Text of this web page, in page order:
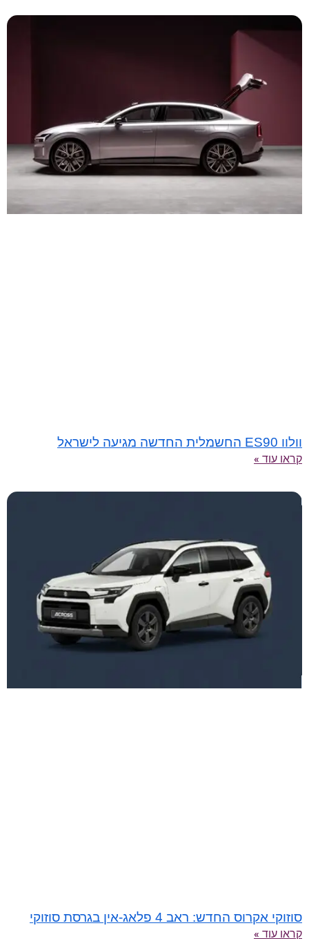
וולוו ES90 החשמלית החדשה מגיעה לישראל
קראו עוד »
סוזוקי אקרוס החדש: ראב 4 פלאג‑אין בגרסת סוזוקי
קראו עוד »